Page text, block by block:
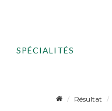
SPÉCIALITÉS
Résultat